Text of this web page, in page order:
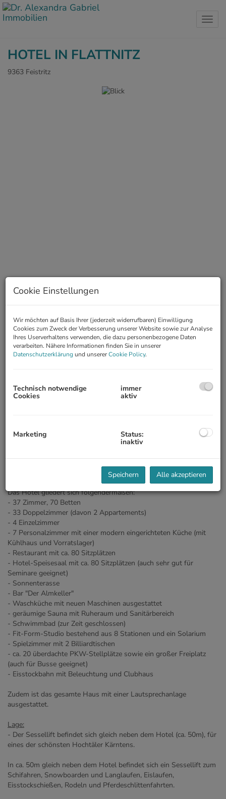
HOTEL IN FLATTNITZ
9363 Feistritz
Beschreibung
Dieses renovierungsbedürftige 2-Saisonen-Betriebshotel, das im
• 6.800m² Grundstücksgröße
Das Hotel gliedert sich folgendermaßen:
- 37 Zimmer, 70 Betten
- 33 Doppelzimmer (davon 2 Appartements)
- 4 Einzelzimmer
- 7 Personalzimmer mit einer modern eingerichteten Küche (mit
Kühlhaus und Vorratslager)
- Restaurant mit ca. 80 Sitzplätzen
- Hotel-Speisesaal mit ca. 80 Sitzplätzen (auch sehr gut für
Seminare geeignet)
- Sonnenterasse
- Bar "Der Almkeller"
- Waschküche mit neuen Maschinen ausgestattet
- geräumige Sauna mit Ruheraum und Sanitärbereich
- Schwimmbad (zur Zeit geschlossen)
- Fit-Form-Studio bestehend aus 8 Stationen und ein Solarium
- Spielzimmer mit 2 Billiardtischen
- ca. 20 überdachte PKW-Stellplätze sowie ein großer Freiplatz
(auch für Busse geeignet)
- Eisstockbahn mit Beleuchtung und Clubhaus
Zudem ist das gesamte Haus mit einer Lautsprechanlage
ausgestattet.
Lage:
- Der Sessellift befindet sich gleich neben dem Hotel (ca. 50m), für
eines der schönsten Hochtäler Kärntens.
In ca. 50m gleich neben dem Hotel befindet sich ein Sessellift zum
Schifahren, Snowboarden und Langlaufen, Eislaufen,
Eisstockschießen, Rodeln und Pferdeschlittenfahrten.
Cookie Einstellungen
Wir möchten auf Basis Ihrer (jederzeit widerrufbaren) Einwilligung
Cookies zum Zweck der Verbesserung unserer Website sowie zur Analyse
Ihres Userverhaltens verwenden, die dazu personenbezogene Daten
verarbeiten. Nähere Informationen finden Sie in unserer
Datenschutzerklärungund unsererCookie Policy.
Technisch notwendige
Cookies
immer
aktiv
Marketing Status:
inaktiv
Speichern Alle akzeptieren